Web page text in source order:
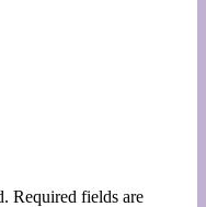
Required fields are